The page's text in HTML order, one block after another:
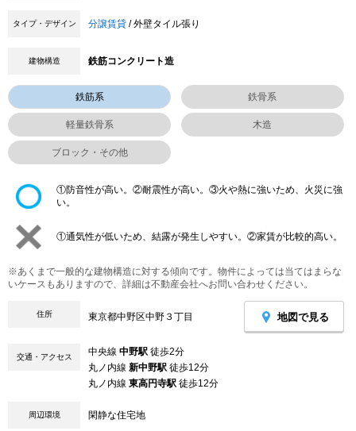
タイプ・デザイン 分譲賃貸 / 外壁タイル張り
建物構造 鉄筋コンクリート造
鉄筋系 鉄骨系
軽量鉄骨系 木造
ブロック・その他
①防音性が高い。②耐震性が高い。③火や熱に強いため、火災に強
い。
①通気性が低いため、結露が発生しやすい。②家賃が比較的高い。
※あくまで一般的な建物構造に対する傾向です。物件によっては当てはまらな
いケースもありますので、詳細は不動産会社へお問い合わせください。
住所 東京都中野区中野３丁目 地図で見る
交通・アクセス 中央線 中野駅 徒歩2分
丸ノ内線 新中野駅 徒歩12分
丸ノ内線 東高円寺駅 徒歩12分
周辺環境 閑静な住宅地